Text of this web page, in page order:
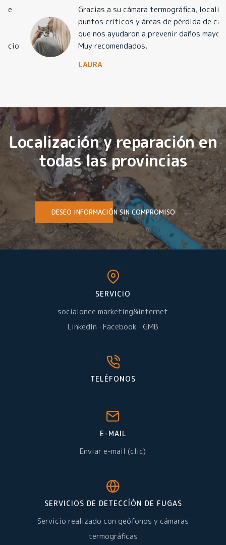
Gracias a su cámara termográfica, localizaron
puntos críticos y áreas de pérdida de calor
que nos ayudaron a prevenir daños mayores.
Muy recomendados.
LAURA
Localización y reparación en
todas las provincias
DESEO INFORMACIÓN SIN COMPROMISO
SERVICIO
socialonce marketing&internet
LinkedIn · Facebook · GMB
TELÉFONOS
E-MAIL
Enviar e-mail (clic)
SERVICIOS DE DETECCÍÓN DE FUGAS
Servicio realizado con geófonos y cámaras
termográficas